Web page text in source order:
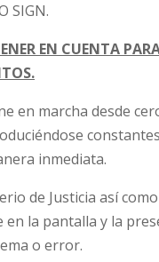
SIGN.
EN CUENTA
en marcha desde
inmediata.
de Justicia así
la pantalla y la
o error.